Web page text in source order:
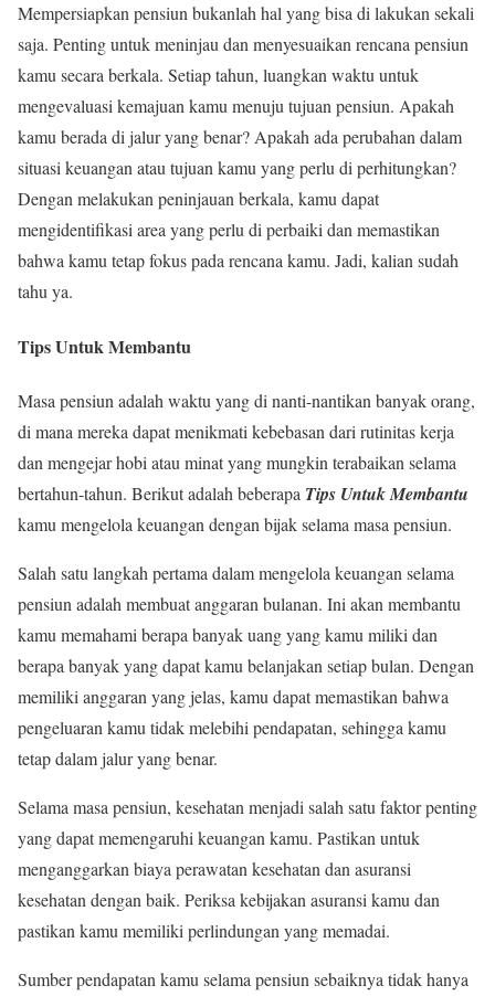
Mempersiapkan pensiun bukanlah hal yang bisa di lakukan sekali
saja. Penting untuk meninjau dan menyesuaikan rencana pensiun
kamu secara berkala. Setiap tahun, luangkan waktu untuk
mengevaluasi kemajuan kamu menuju tujuan pensiun. Apakah
kamu berada di jalur yang benar? Apakah ada perubahan dalam
situasi keuangan atau tujuan kamu yang perlu di perhitungkan?
Dengan melakukan peninjauan berkala, kamu dapat
mengidentifikasi area yang perlu di perbaiki dan memastikan
bahwa kamu tetap fokus pada rencana kamu. Jadi, kalian sudah
tahu ya.
Tips Untuk Membantu
Masa pensiun adalah waktu yang di nanti-nantikan banyak orang,
di mana mereka dapat menikmati kebebasan dari rutinitas kerja
dan mengejar hobi atau minat yang mungkin terabaikan selama
bertahun-tahun. Berikut adalah beberapa Tips Untuk Membantu
kamu mengelola keuangan dengan bijak selama masa pensiun.
Salah satu langkah pertama dalam mengelola keuangan selama
pensiun adalah membuat anggaran bulanan. Ini akan membantu
kamu memahami berapa banyak uang yang kamu miliki dan
berapa banyak yang dapat kamu belanjakan setiap bulan. Dengan
memiliki anggaran yang jelas, kamu dapat memastikan bahwa
pengeluaran kamu tidak melebihi pendapatan, sehingga kamu
tetap dalam jalur yang benar.
Selama masa pensiun, kesehatan menjadi salah satu faktor penting
yang dapat memengaruhi keuangan kamu. Pastikan untuk
menganggarkan biaya perawatan kesehatan dan asuransi
kesehatan dengan baik. Periksa kebijakan asuransi kamu dan
pastikan kamu memiliki perlindungan yang memadai.
Sumber pendapatan kamu selama pensiun sebaiknya tidak hanya